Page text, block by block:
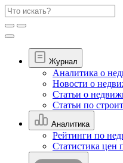
Журнал
Аналитика о
Новости о
Статьи о
Статьи по
Аналитика
Рейтинги по
Статистика цен